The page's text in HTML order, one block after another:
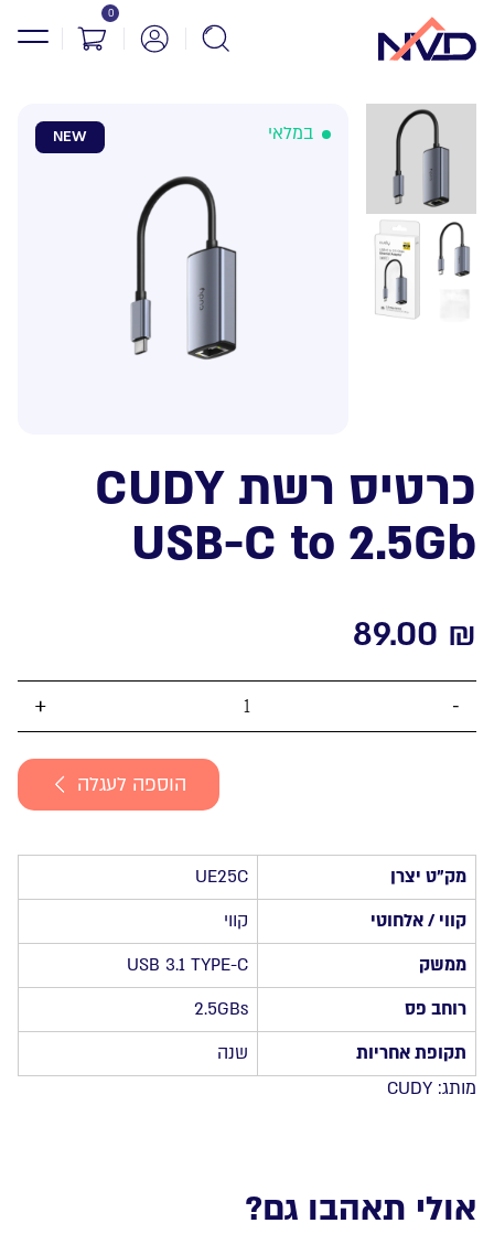
0
NEW במלאי
כרטיס רשת CUDY
USB-C to 2.5Gb
89.00 ₪
C
to
2.5Gb
הוספה לעגלה
מק”ט יצרן
UE25C
קווי / אלחוטי
קווי
ממשק
USB 3.1 TYPE-C
רוחב פס
2.5GBs
תקופת אחריות
שנה
מותג: CUDY
אולי תאהבו גם?